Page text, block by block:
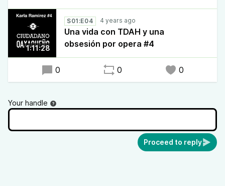
1:11:28
S01:E04 4 years ago
Una vida con TDAH y una
obsesión por opera #4
0 0 0
Your handle
Proceed to reply